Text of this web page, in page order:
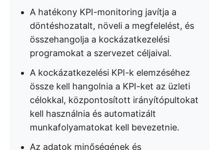
A hatékony KPI-monitoring javítja a
döntéshozatalt, növeli a megfelelést, és
összehangolja a kockázatkezelési
programokat a szervezet céljaival.
A kockázatkezelési KPI-k elemzéséhez
össze kell hangolnia a KPI-ket az üzleti
célokkal, központosított irányítópultokat
kell használnia és automatizált
munkafolyamatokat kell bevezetnie.
Az adatok minőségének és